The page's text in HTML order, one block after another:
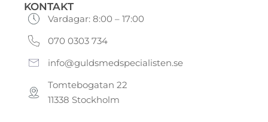
KONTAKT
Vardagar: 8:00 – 17:00
070 0303 734
info@guldsmedspecialisten.se
Tomtebogatan 22
11338 Stockholm